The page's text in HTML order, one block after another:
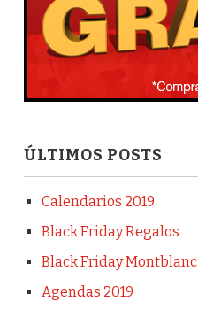
ÚLTIMOS POSTS
Calendarios 2019
Black Friday Regalos
Black Friday Montblanc
Agendas 2019